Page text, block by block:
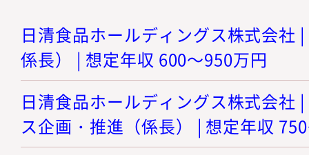
日清食品ホールディングス株式会社
係長） | 想定年収 600～950万円
日清食品ホールディングス株式会社
ス企画・推進（係長） | 想定年収